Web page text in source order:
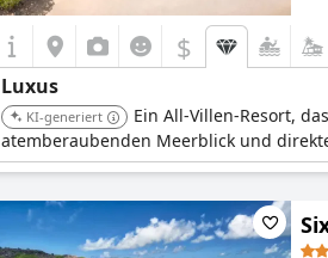
$
Luxus
KI-generiert
Ein All-Villen-Resort,
atemberaubenden Meerblick und